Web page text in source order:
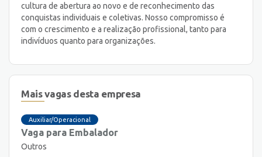
cultura de abertura ao novo e de reconhecimento das
conquistas individuais e coletivas. Nosso compromisso é
com o crescimento e a realização profissional, tanto para
indivíduos quanto para organizações.
Mais vagas desta empresa
Auxiliar/Operacional
Vaga para Embalador
Outros